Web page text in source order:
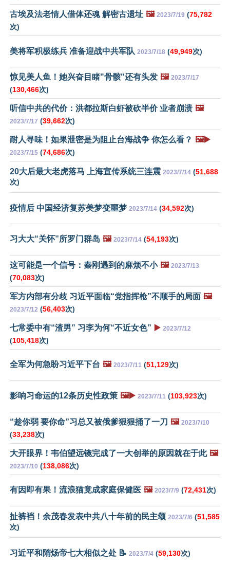
古埃及法老情人借体还魂 解密古遗址 🖼️ 2023/7/19 (75,782
次)
美将军积极练兵 准备迎战中共军队 2023/7/18 (49,949次)
惊见美人鱼！她兴奋目睹"骨骸"还有头发 🖼️ 2023/7/17
(130,466次)
听信中共的代价：洪都拉斯白虾被砍半价 业者崩溃 🖼️
2023/7/17 (39,662次)
耐人寻味！如果泄密是为阻止台海战争 你怎么看？ 🖼️▶️
2023/7/15 (74,686次)
20大后最大老虎落马 上海宣传系统三连震 2023/7/14 (51,688
次)
疫情后 中国经济复苏美梦变噩梦 2023/7/14 (34,592次)
习大大“关怀”所罗门群岛 🖼️ 2023/7/14 (54,193次)
这可能是一个信号：秦刚遇到的麻烦不小 🖼️ 2023/7/13
(70,083次)
军方内部有分歧 习近平面临“党指挥枪”不顺手的局面 🖼️
2023/7/12 (56,403次)
七常委中有“渣男” 习李为何“不近女色” ▶️ 2023/7/12
(105,418次)
全军为何急盼习近平下台 🖼️ 2023/7/11 (51,129次)
影响习命运的12条历史性政策 🖼️▶️ 2023/7/11 (103,923次)
“趁你弱 要你命”习总又被俄爹狠狠捅了一刀 🖼️ 2023/7/10
(33,238次)
大开眼界！韦伯望远镜完成了一大创举的原因就在于此 🖼️
2023/7/10 (138,086次)
有因即有果！流浪猫竟成家庭保健医 🖼️ 2023/7/9 (72,431次)
扯裤裆！余茂春发表中共八十年前的民主颂 2023/7/6 (51,585
次)
习近平和隋炀帝七大相似之处 📝 2023/7/4 (59,130次)